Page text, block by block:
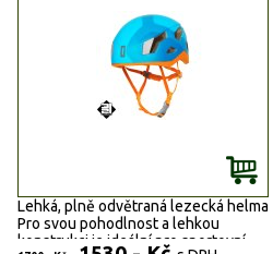
Lehká, plně odvětraná lezecká helma.
Pro svou pohodlnost a lehkou
konstrukci je ideální pro sportovní